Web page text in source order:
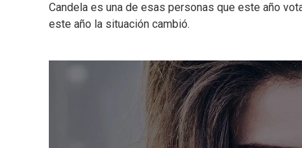
Candela es una de esas personas que este año
este año la situación cambió.